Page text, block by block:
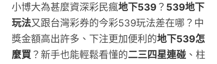
小博大為甚麼資深彩民瘋地下539 ？ 539地下
玩法又跟台灣彩券的今彩539玩法差在哪？中
獎金額高出許多、下注更加便利的地下539怎
麼買 ？新手也能輕鬆看懂的二三四星連碰 、柱